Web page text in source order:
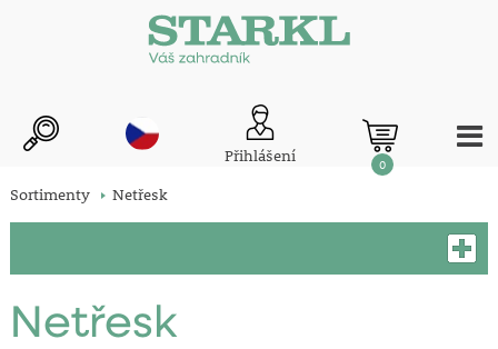
Přihlášení 0
Sortimenty Netřesk
Netřesk